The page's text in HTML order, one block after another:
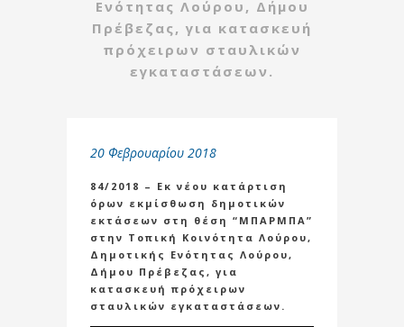
Ενότητας Λούρου, Δήμου
Πρέβεζας, για κατασκευή
πρόχειρων σταυλικών
εγκαταστάσεων.
20 Φεβρουαρίου 2018
84/2018 – Εκ νέου κατάρτιση
όρων εκμίσθωση δημοτικών
εκτάσεων στη θέση “ΜΠΑΡΜΠΑ”
στην Τοπική Κοινότητα Λούρου,
Δημοτικής Ενότητας Λούρου,
Δήμου Πρέβεζας, για
κατασκευή πρόχειρων
σταυλικών εγκαταστάσεων.